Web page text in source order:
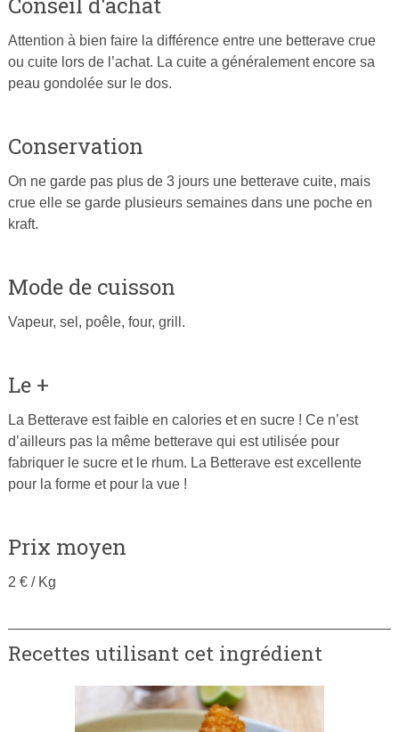
Attention à bien faire la différence entre une betterave crue
ou cuite lors de l’achat. La cuite a généralement encore sa
peau gondolée sur le dos.
Conservation
On ne garde pas plus de 3 jours une betterave cuite, mais
crue elle se garde plusieurs semaines dans une poche en
kraft.
Mode de cuisson
Vapeur, sel, poêle, four, grill.
Le +
La Betterave est faible en calories et en sucre ! Ce n’est
d’ailleurs pas la même betterave qui est utilisée pour
fabriquer le sucre et le rhum. La Betterave est excellente
pour la forme et pour la vue !
Prix moyen
2 € / Kg
Recettes utilisant cet ingrédient